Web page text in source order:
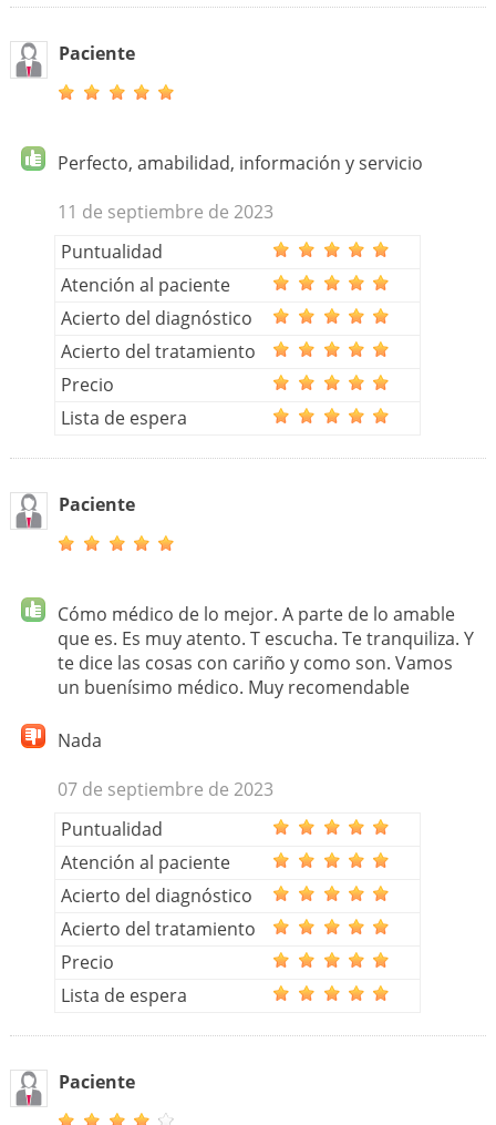
Paciente
Perfecto, amabilidad, información y servicio
11 de septiembre de 2023
Puntualidad
Atención al paciente
Acierto del diagnóstico
Acierto del tratamiento
Precio
Lista de espera
Paciente
Cómo médico de lo mejor. A parte de lo amable
que es. Es muy atento. T escucha. Te tranquiliza. Y
te dice las cosas con cariño y como son. Vamos
un buenísimo médico. Muy recomendable
Nada
07 de septiembre de 2023
Puntualidad
Atención al paciente
Acierto del diagnóstico
Acierto del tratamiento
Precio
Lista de espera
Paciente